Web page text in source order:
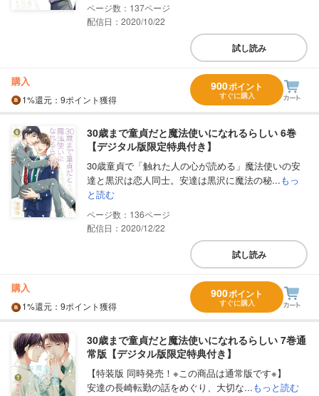
137
配信日：2020/10/22
試し読み
購入
1%還元 ：9ポイント獲得
900ポイント
すぐに購入
30歳まで童貞だと魔法使いになれるらしい 6巻
【デジタル版限定特典付き】
30歳童貞で「触れた人の心が読める」魔法使いの安
達と黒沢は恋人同士。安達は黒沢に魔法の秘...もっ
と読む
136
配信日：2020/12/22
試し読み
購入
1%還元 ：9ポイント獲得
900ポイント
すぐに購入
30歳まで童貞だと魔法使いになれるらしい 7巻通
常版【デジタル版限定特典付き】
【特装版 同時発売！※この商品は通常版です※】
安達の長崎転勤の話をめぐり、大切な...もっと読む